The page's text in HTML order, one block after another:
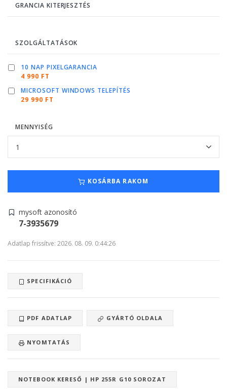
GRANCIA KITERJESZTÉS
SZOLGÁLTATÁSOK
10 NAP PIXELGARANCIA
4 990 FT
MICROSOFT WINDOWS TELEPÍTÉS
29 990 FT
MENNYISÉG
KOSÁRBA RAKOM
mysoft azonosító
7-3935679
Adatlap frissítve: 2026. 08. 09. 0:44:26
SPECIFIKÁCIÓ
PDF ADATLAP GYÁRTÓ OLDALA
NYOMTATÁS
NOTEBOOK KERESŐ | HP 255R G10 SOROZAT